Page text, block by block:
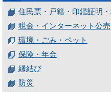
住民票・戸籍・印鑑証明
税金・インターネット公売
環境・ごみ・ペット
保険・年金
縁結び
防災